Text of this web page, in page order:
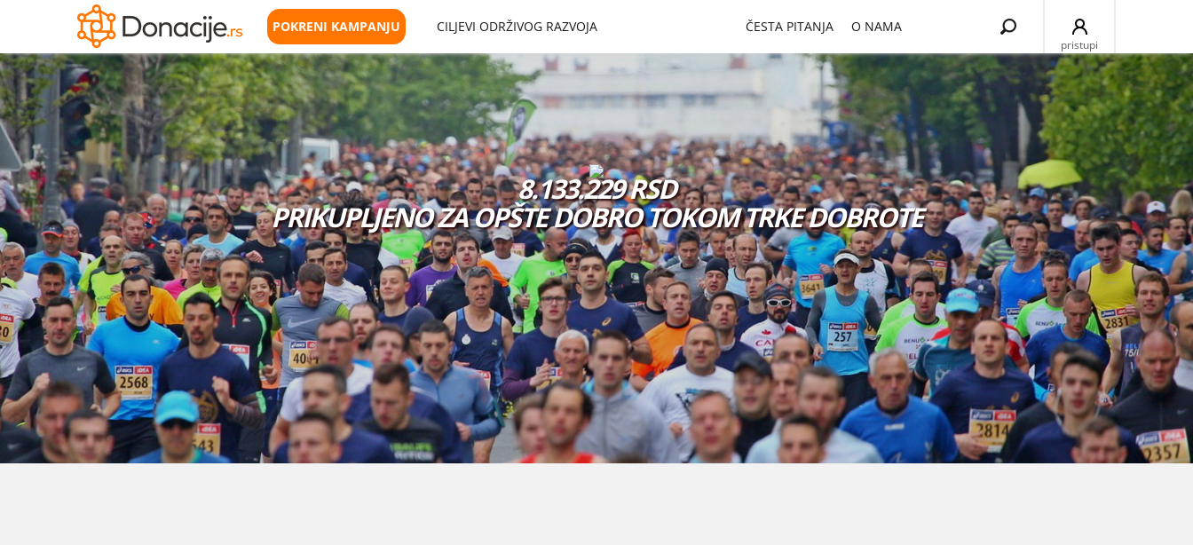
POKRENI KAMPANJU CILJEVI ODRŽIVOG RAZVOJA ČESTA PITANJA O NAMA
pristupi
Search
for:
8.133.229 RSD
PRIKUPLJENO ZA OPŠTE DOBRO TOKOM TRKE DOBROTE